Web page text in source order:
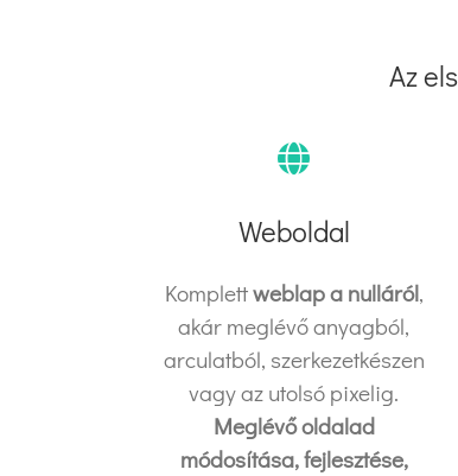
Az
Weboldal
Komplettweblap a nulláról,
akár meglévő anyagból,
arculatból, szerkezetkészen
vagy az utolsó pixelig.
Meglévő oldalad
módosítása, fejlesztése,